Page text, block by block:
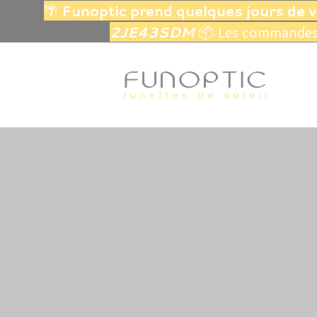
🌴 Funoptic prend quelques jours de
2JE43SDM📦 Les